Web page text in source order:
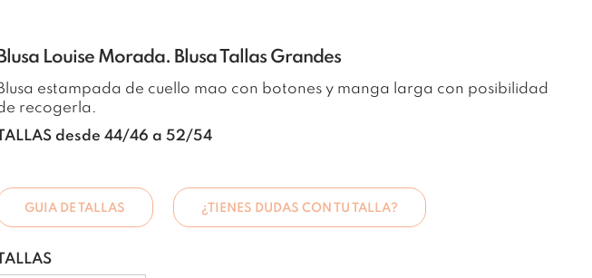
Blusa Louise Morada. Blusa Tallas Grandes
estampada de cuello mao con botones y manga larga con posibilidad
recogerla.
desde 44/46 a 52/54
GUIA DE TALLAS ¿TIENES DUDAS CON TU TALLA?